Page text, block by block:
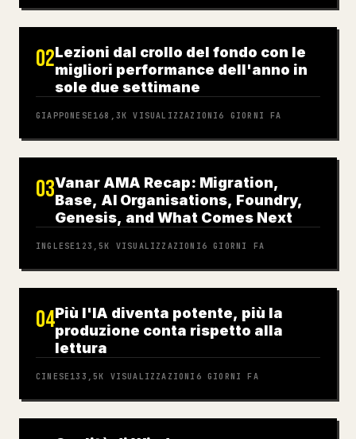
02Lezioni dal crollo del fondo con le
migliori performance dell'anno in
sole due settimane
GIAPPONESE 168,3K VISUALIZZAZIONI 6 GIORNI FA
03Vanar AMA Recap: Migration,
Base, AI Organisations, Foundry,
Genesis, and What Comes Next
INGLESE 123,5K VISUALIZZAZIONI 6 GIORNI FA
04Più l'IA diventa potente, più la
produzione conta rispetto alla
lettura
CINESE 133,5K VISUALIZZAZIONI 6 GIORNI FA